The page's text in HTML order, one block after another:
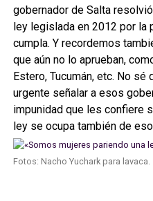
gobernador de Salta
ley legislada en 2012 por la
cumpla. Y recordemos
que aún no lo aprueban,
Estero, Tucumán, etc. No sé
urgente señalar a esos
impunidad que les confiere
ley se ocupa también de
Fotos: Nacho Yuchark para lavaca.